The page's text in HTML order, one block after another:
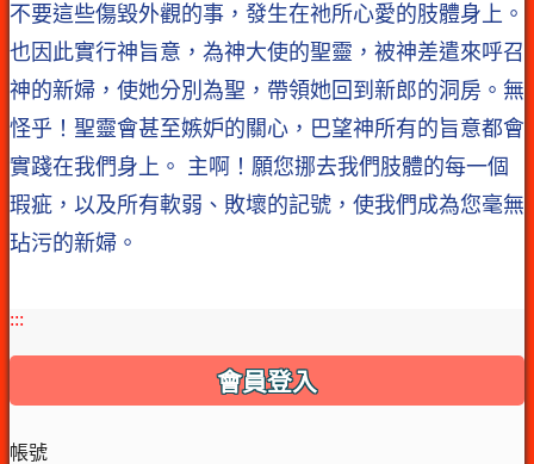
不要這些傷毀外觀的事，發生在祂所心愛的肢體身上。
也因此實行神旨意，為神大使的聖靈，被神差遣來呼召
神的新婦，使她分別為聖，帶領她回到新郎的洞房。無
怪乎！聖靈會甚至嫉妒的關心，巴望神所有的旨意都會
實踐在我們身上。 主啊！願您挪去我們肢體的每一個
瑕疵，以及所有軟弱、敗壞的記號，使我們成為您毫無
玷污的新婦。
:::
會員登入
帳號